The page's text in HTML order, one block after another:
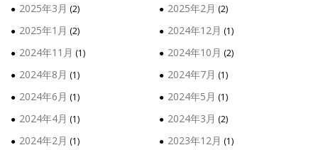
2025年3月 (2) 2025年2月 (2)
2025年1月 (2) 2024年12月 (1)
2024年11月 (1) 2024年10月 (2)
2024年8月 (1) 2024年7月 (1)
2024年6月 (1) 2024年5月 (1)
2024年4月 (1) 2024年3月 (2)
2024年2月 (1) 2023年12月 (1)